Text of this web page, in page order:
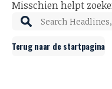
Misschien helpt
Terug naar de startpagina